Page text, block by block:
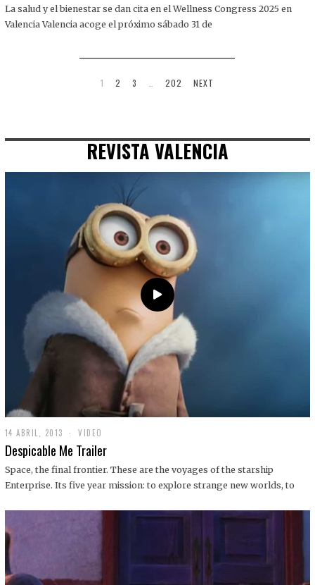
O
,
La salud y el bienestar se dan cita en el Wellness Congress 2025 en
Valencia Valencia acoge el próximo sábado 31 de
1 2 3 202 NEXT
REVISTA VALENCIA
14 ABRIL, 2013
9
D
C
I
1
VIDEO
Despicable Me Trailer
Space, the final frontier. These are the voyages of the starship
Enterprise. Its five year mission: to explore strange new worlds, to